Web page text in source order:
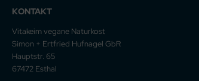
KONTAKT
Vitakeim vegane Naturkost
Simon + Ertfried Hufnagel GbR
Hauptstr. 65
67472 Esthal